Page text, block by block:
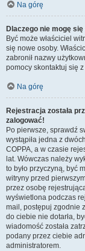
Na górę
Dlaczego nie mogę
Być może właściciel
się nowe osoby.
zabronił nazwy
pomocy skontaktuj się
Na górę
Rejestracja została
zalogować!
Po pierwsze, sprawdź
wystąpiła jedna z
COPPA, a w czasie
lat. Wówczas należy
to było przyczyną, być
witryny przed
przez osobę
wyświetlona podczas
mail, postępuj zgodnie
do ciebie nie dotarła,
wiadomość została
podany przez ciebie
administratorem.